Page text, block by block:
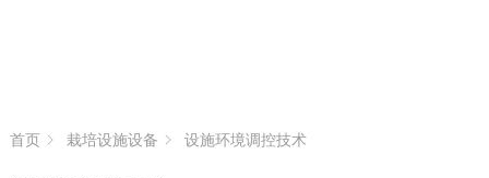
首页 栽培设施设备 设施环境调控技术